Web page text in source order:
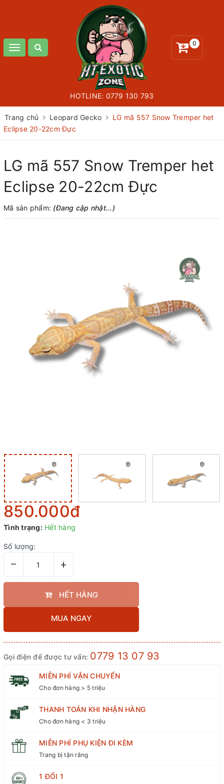
Toggle
0
HOTLINE: 0779 130 793
Trang chủ Leopard Gecko
LG mã 557 Snow Tremper het
Eclipse 20-22cm Đực
LG mã 557 Snow Tremper het
Eclipse 20-22cm Đực
Mã sản phẩm: (Đang cập nhật...)
850.000₫
Tình trạng: Hết hàng
Số lượng:
– +
HẾT HÀNG
MUA NGAY
Gọi điện để được tư vấn: 0779 13 07 93
MIỄN PHÍ VẬN CHUYỂN
Cho đơn hàng > 5 triệu
THANH TOÁN KHI NHẬN HÀNG
Cho đơn hàng < 3 triệu
MIỄN PHÍ PHỤ KIỆN ĐI KÈM
Trang bị tận răng
1 ĐỔI 1